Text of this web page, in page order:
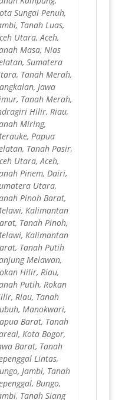
Sungai Penuh,
Tanah Luas,
Utara, Aceh,
Masa, Nias
Sumatera
Tanah Merah,
Jawa
Tanah Merah,
Hilir, Riau,
Miring,
Papua
Tanah Pasir,
Utara, Aceh,
Pinem, Dairi,
Utara,
Pinoh Barat,
Kalimantan
Tanah Pinoh,
Kalimantan
Tanah Putih
Melawan,
Hilir, Riau,
Putih, Rokan
Riau, Tanah
Manokwari,
Barat, Tanah
Kota Bogor,
Barat, Tanah
Lintas,
Jambi, Tanah
Bungo,
Tanah Siang